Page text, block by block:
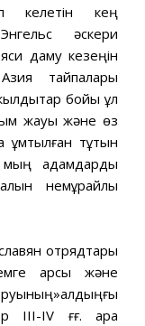
келетін кең
әскери
даму кезеңін
тайпалары
бойы құл
жауы және өз
ұмтылған тұтқын
адамдарды
немқұрайлы
отрядтары
қарсы және
III-IV ғғ. қара